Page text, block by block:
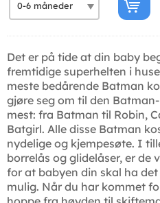
Det er på tide at din baby
fremtidige superhelten i
meste bedårende Batman
gjøre seg om til den
mest: fra Batman til Robin,
Batgirl. Alle disse Batman
nydelige og kjempesøte. I
borrelås og glidelåser, er de
for at babyen din skal ha
mulig. Når du har kommet